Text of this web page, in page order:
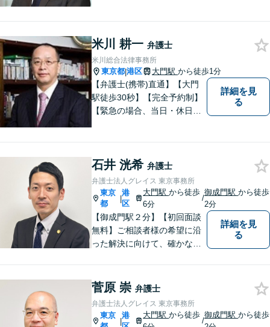
対応】【当日／夜間／休日対
応可能】
米川 耕一 弁護士
米川総合法律事務所
東京都|港区 大門駅 から徒歩1分
【弁護士(携帯)直通】【大門
駅徒歩30秒】【完全予約制】
【緊急の場合、当日・休日・
詳細を見
る
石井 洸希 弁護士
弁護士法人グレイス 東京事務所
東京
都
|
港
区
大門駅から徒歩
6分
/
御成門駅から徒歩
2分
【御成門駅２分】【初回面談
無料】ご相談者様の希望に沿
った解決に向けて、確かな経
ずはお気軽にご相談くださ
い。
詳細を見
る
菅原 崇 弁護士
弁護士法人グレイス 東京事務所
東京
|
港
大門駅から徒歩
/
御成門駅から徒歩